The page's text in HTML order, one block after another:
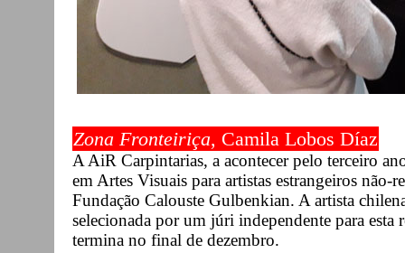
Zona Fronteiriça, Camila Lobos Díaz
A AiR Carpintarias, a acontecer pelo terceiro
em Artes Visuais para artistas estrangeiros
Fundação Calouste Gulbenkian. A artista
selecionada por um júri independente para esta
termina no final de dezembro.